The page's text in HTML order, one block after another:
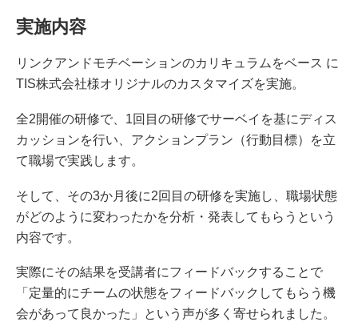
実施内容
リンクアンドモチベーションのカリキュラムをベース に
TIS株式会社様オリジナルのカスタマイズを実施。
全2開催の研修で、1回目の研修でサーベイを基にディス
カッションを行い、アクションプラン（行動目標）を立
て職場で実践します。
そして、その3か月後に2回目の研修を実施し、職場状態
がどのように変わったかを分析・発表してもらうという
内容です。
実際にその結果を受講者にフィードバックすることで
「定量的にチームの状態をフィードバックしてもらう機
会があって良かった」という声が多く寄せられました。